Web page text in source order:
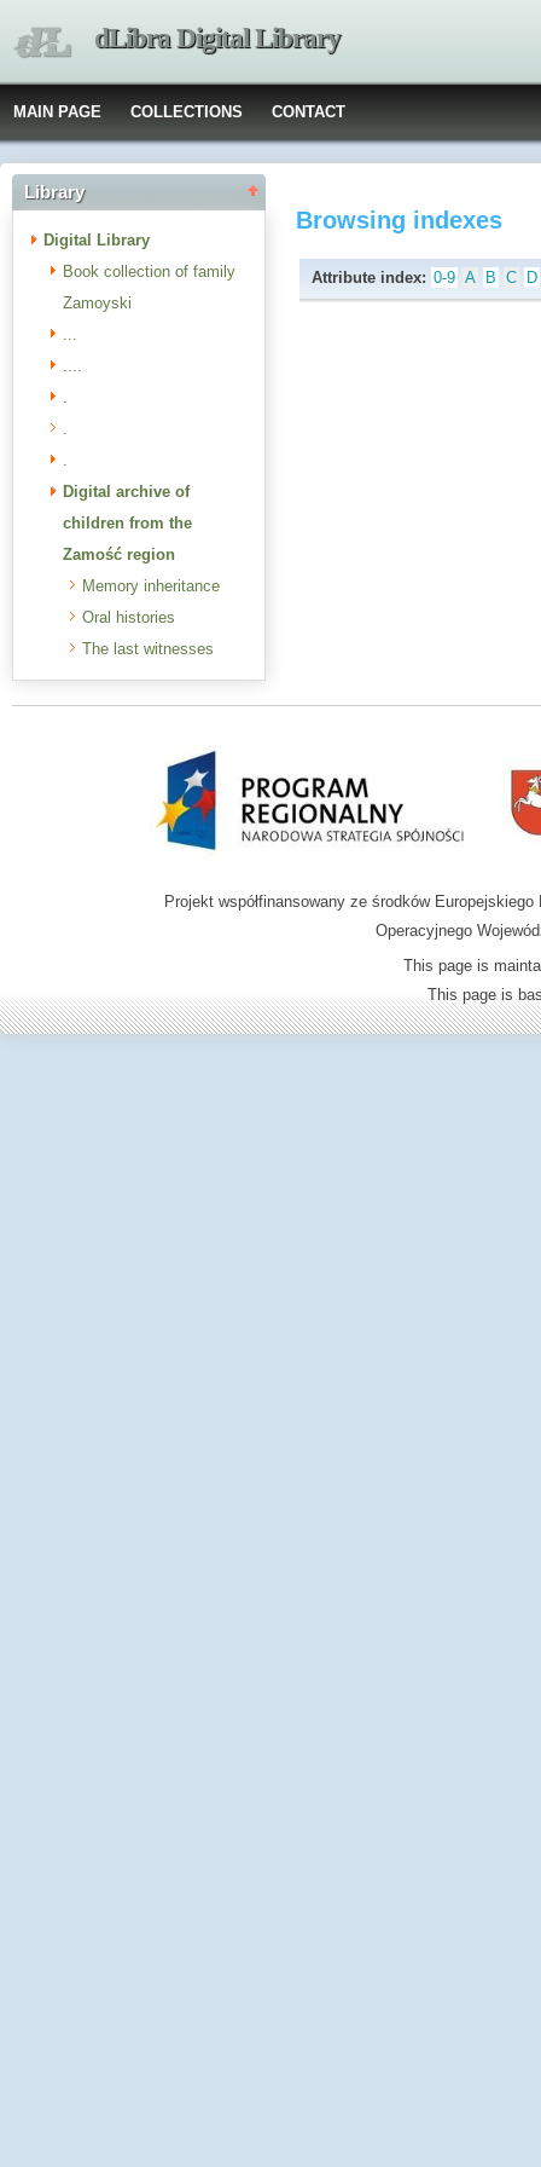
dLibra Digital Library
MAIN PAGE COLLECTIONS CONTACT
Library
Digital Library
Book collection of family
Zamoyski
...
....
.
.
.
Digital archive of
children from the
Zamość region
Memory inheritance
Oral histories
The last witnesses
Browsing indexes
Attribute index: 0-9 A B C D
Projekt współfinansowany ze środków
Operacyjnego
This page is
This page is